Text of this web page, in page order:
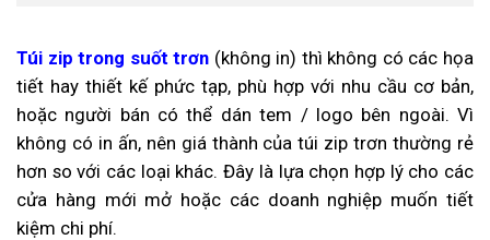
Túi zip trong suốt trơn (không in) thì không có các họa
tiết hay thiết kế phức tạp, phù hợp với nhu cầu cơ bản,
hoặc người bán có thể dán tem / logo bên ngoài. Vì
không có in ấn, nên giá thành của túi zip trơn thường rẻ
hơn so với các loại khác. Đây là lựa chọn hợp lý cho các
cửa hàng mới mở hoặc các doanh nghiệp muốn tiết
kiệm chi phí.